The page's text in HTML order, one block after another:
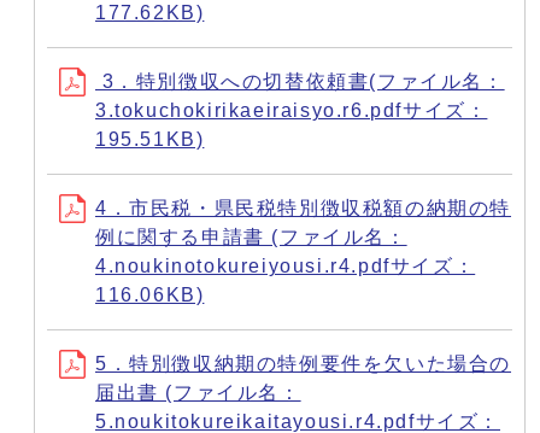
177.62KB)
3．特別徴収への切替依頼書(ファイル名：
3.tokuchokirikaeiraisyo.r6.pdfサイズ：
195.51KB)
4．市民税・県民税特別徴収税額の納期の特
例に関する申請書 (ファイル名：
4.noukinotokureiyousi.r4.pdfサイズ：
116.06KB)
5．特別徴収納期の特例要件を欠いた場合の
届出書 (ファイル名：
5.noukitokureikaitayousi.r4.pdfサイズ：